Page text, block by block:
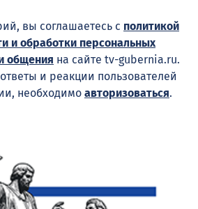
вы соглашаетесь с политикой
и обработки персональных
общения на сайте tv-gubernia.ru.
и реакции пользователей
необходимо авторизоваться.